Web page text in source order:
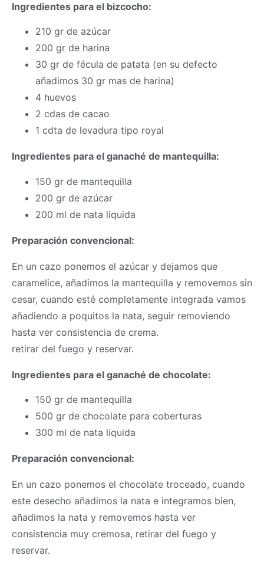
Ingredientes para el bizcocho:
210 gr de azúcar
200 gr de harina
30 gr de fécula de patata (en su defecto
añadimos 30 gr mas de harina)
4 huevos
2 cdas de cacao
1 cdta de levadura tipo royal
Ingredientes para el ganaché de mantequilla:
150 gr de mantequilla
200 gr de azúcar
200 ml de nata liquida
Preparación convencional:
En un cazo ponemos el azúcar y dejamos que
caramelice, añadimos la mantequilla y removemos sin
cesar, cuando esté completamente integrada vamos
añadiendo a poquitos la nata, seguir removiendo
hasta ver consistencia de crema.
retirar del fuego y reservar.
Ingredientes para el ganaché de chocolate:
150 gr de mantequilla
500 gr de chocolate para coberturas
300 ml de nata liquida
Preparación convencional:
En un cazo ponemos el chocolate troceado, cuando
este desecho añadimos la nata e integramos bien,
añadimos la nata y removemos hasta ver
consistencia muy cremosa, retirar del fuego y
reservar.